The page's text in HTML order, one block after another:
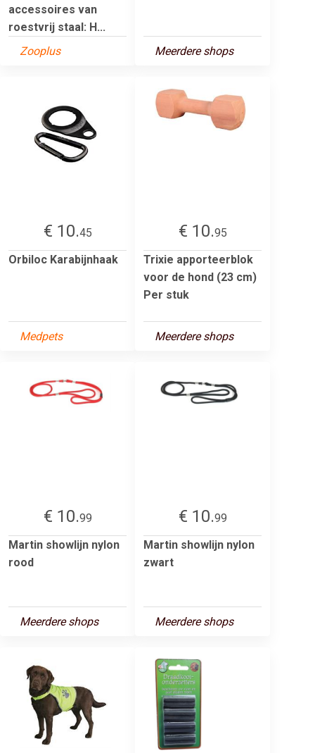
accessoires van
roestvrij staal: H...
Zooplus
Meerdere shops
€ 10.45
Orbiloc Karabijnhaak
Medpets
€ 10.95
Trixie apporteerblok
voor de hond (23 cm)
Per stuk
Meerdere shops
€ 10.99
Martin showlijn nylon
rood
Meerdere shops
€ 10.99
Martin showlijn nylon
zwart
Meerdere shops